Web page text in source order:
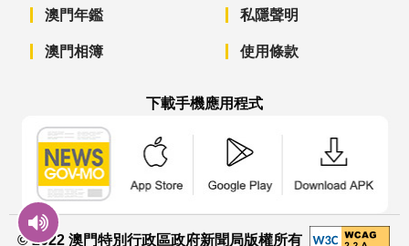
澳門年鑑
澳門相簿
私隱聲明
使用條款
下載手機應用程式
© 2022 澳門特別行政區政府新聞局版權所有